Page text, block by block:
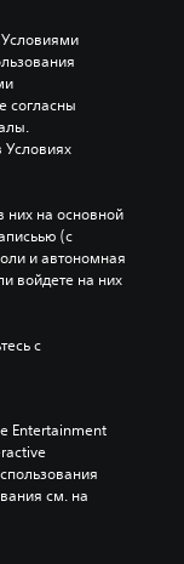
Условиями
согласны
них на основной
(с
и автономная
войдете на них
с
Entertainment
см. на